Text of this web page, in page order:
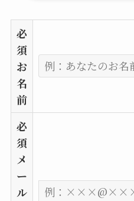
必
須
お
名
前
必
須
メ
ー
ル